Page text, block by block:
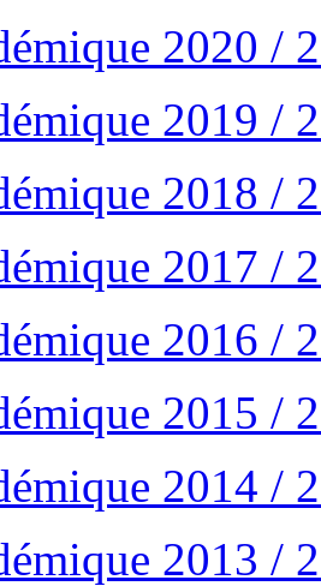
2020 /
2019 /
2018 /
2017 /
2016 /
2015 /
2014 /
2013 /